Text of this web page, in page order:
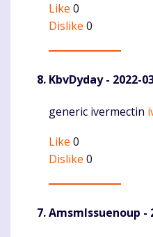
Like 0
Dislike 0
KbvDyday- 2022-
Komentaras
generic ivermectin
Like 0
Dislike 0
AmsmIssuenoup -